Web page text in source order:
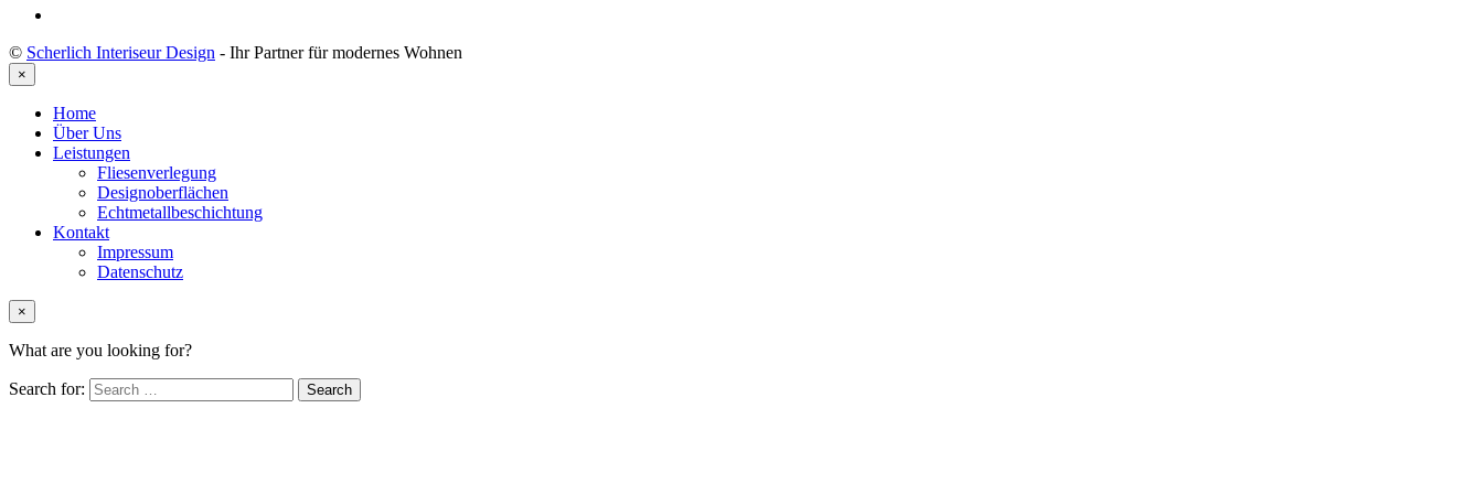
© Scherlich Interiseur Design - Ihr Partner für modernes Wohnen
×
Home
Über Uns
Leistungen
Fliesenverlegung
Designoberflächen
Echtmetallbeschichtung
Kontakt
Impressum
Datenschutz
×
What are you looking for?
Search for: